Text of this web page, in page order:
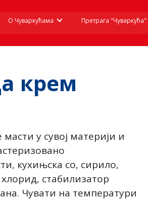
О Чуваркућама Претрага "Чуваркућа"
крем
у сувој материји и
кухињска со, сирило,
стабилизатор
Чувати на температури